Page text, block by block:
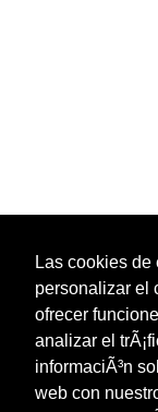
Las cookies de
personalizar el
ofrecer
analizar el
informaciÃ³n
web con